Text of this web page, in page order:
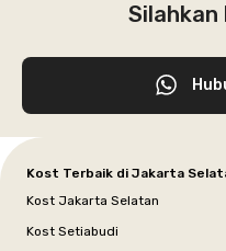
Silahkan
Kost Terbaik di Jakarta
Kost Jakarta Selatan
Kost Setiabudi